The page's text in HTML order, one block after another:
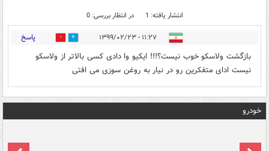
انتشار یافته: 1 در انتظار بررسی: 0
۱۱:۲۷ - ۱۳۹۹/۰۲/۲۳ 2 پاسخ
بازگشت ولاسکو خوب نیست؟!!! ایکیو وا دادی کسی بالاتر از ولاسکو
نیست ادای متفکرین رو در نیار به روغن سوزی می افتی
خودرو